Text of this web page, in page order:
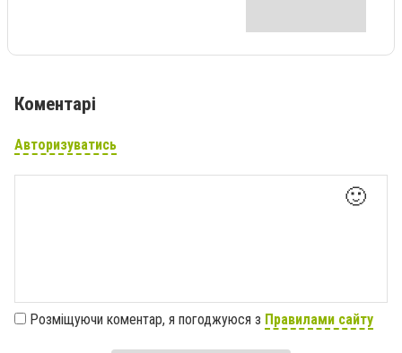
Коментарі
Авторизуватись
🙂
Розміщуючи коментар, я погоджуюся з Правилами сайту